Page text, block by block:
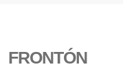
FRONTÓN